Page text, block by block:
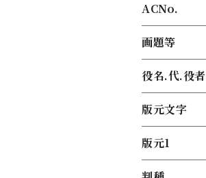
ACNo.
画題等
役名.代.役者
版元文字
版元1